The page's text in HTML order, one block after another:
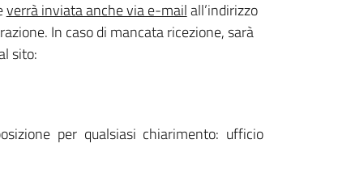
verrà inviata anche via e-mailall’indirizzo
In caso di mancata ricezione, sarà
sito:
per qualsiasi chiarimento: ufficio